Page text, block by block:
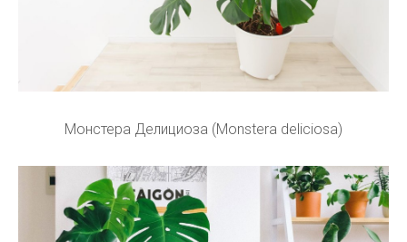
Монстера Делициоза (Monstera deliciosa)